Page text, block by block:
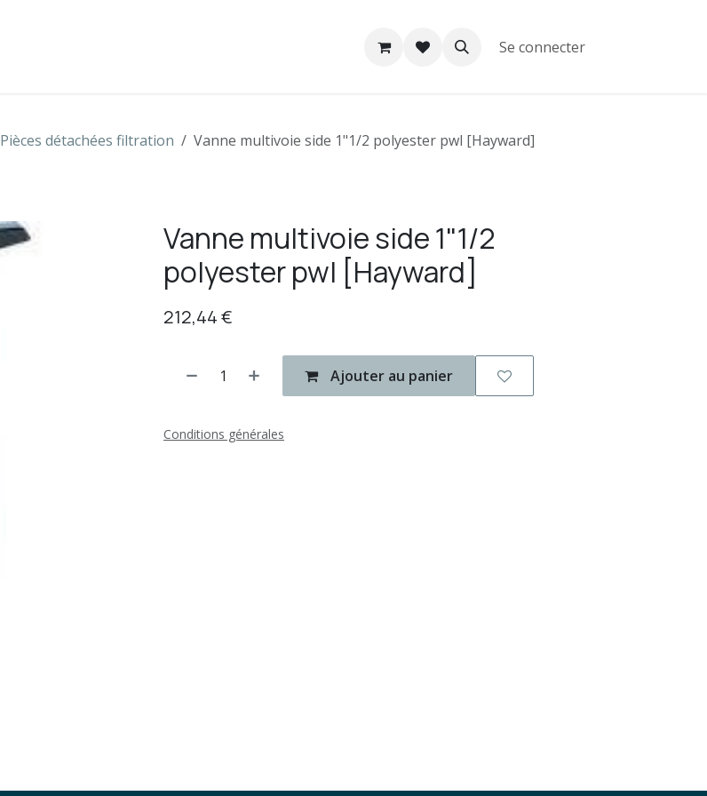
Se connecter
Pièces détachées filtration Vanne multivoie side 1"1/2 polyester pwl [Hayward]
Vanne multivoie side 1"1/2
polyester pwl [Hayward]
212,44€
Ajouter au panier
Conditions générales